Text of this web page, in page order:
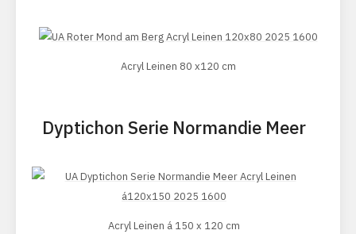
Acryl Leinen 80 x120 cm
Dyptichon Serie Normandie Meer
Acryl Leinen á 150 x 120 cm